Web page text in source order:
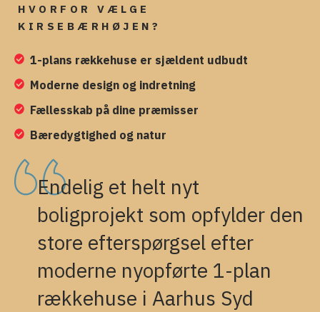
HVORFOR VÆLGE
KIRSEBÆRHØJEN?
1-plans rækkehuse er sjældent udbudt
Moderne design og indretning
Fællesskab på dine præmisser
Bæredygtighed og natur
Endelig et helt nyt
boligprojekt som opfylder den
store efterspørgsel efter
moderne nyopførte 1-plan
rækkehuse i Aarhus Syd